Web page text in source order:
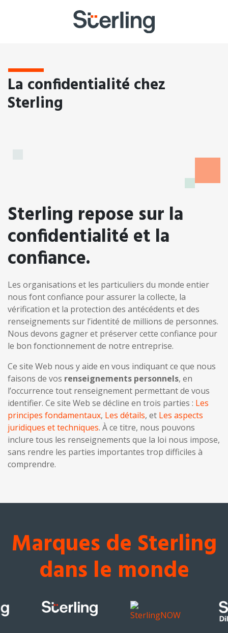
La confidentialité chez
Sterling
Sterling repose sur la
confidentialité et la
confiance.
Les organisations et les particuliers du monde entier
nous font confiance pour assurer la collecte, la
vérification et la protection des antécédents et des
renseignements sur l’identité de millions de personnes.
Nous devons gagner et préserver cette confiance pour
le bon fonctionnement de notre entreprise.
Ce site Web nous y aide en vous indiquant ce que nous
faisons de vos renseignements personnels, en
l’occurrence tout renseignement permettant de vous
identifier. Ce site Web se décline en trois parties : Les
principes fondamentaux, Les détails, et Les aspects
juridiques et techniques. À ce titre, nous pouvons
inclure tous les renseignements que la loi nous impose,
sans rendre les parties importantes trop difficiles à
comprendre.
Marques de Sterling
dans le monde